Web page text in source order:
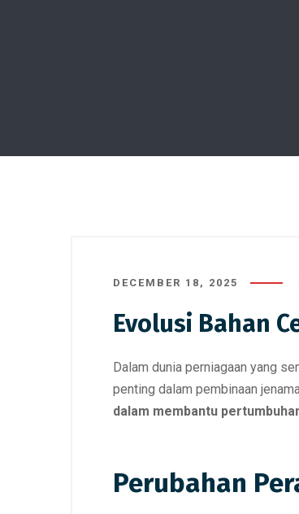
DECEMBER 18, 2025
Evolusi Bahan
Dalam dunia perniagaan yang
penting dalam pembinaan
dalam membantu
Perubahan